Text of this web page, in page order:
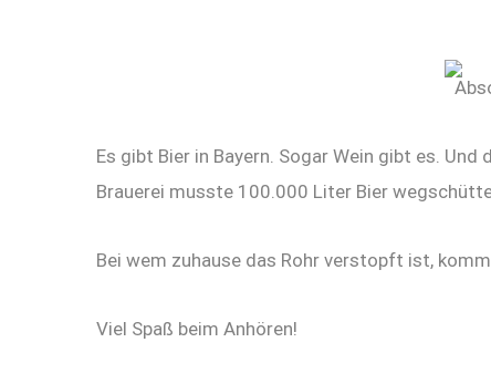
Es gibt Bier in Bayern. Sogar Wein gibt es.
Brauerei musste 100.000 Liter Bier
Bei wem zuhause das Rohr verstopft ist,
Viel Spaß beim Anhören!